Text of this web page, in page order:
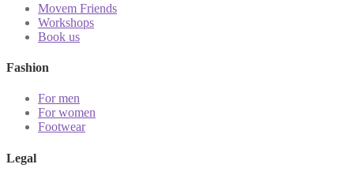
Movem Friends
Workshops
Book us
Fashion
For men
For women
Footwear
Legal